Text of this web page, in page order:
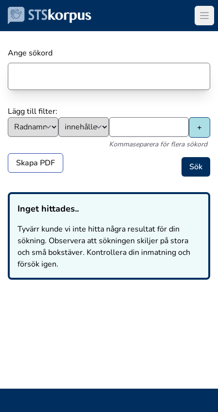
Ange sökord
Lägg till filter:
Kommaseparera för flera sökord
Skapa PDF
Inget hittades..
Tyvärr kunde vi inte hitta några resultat för din
sökning. Observera att sökningen skiljer på stora
och små bokstäver. Kontrollera din inmatning och
försök igen.